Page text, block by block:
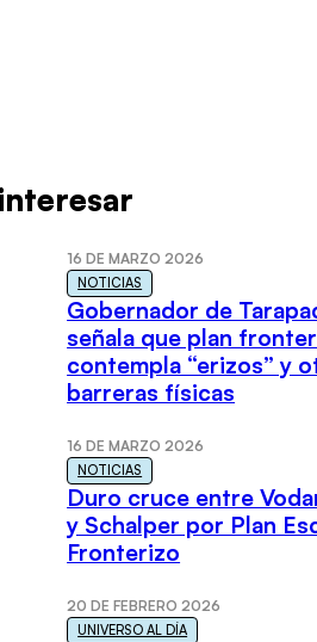
16 DE MARZO 2026
NOTICIAS
Gobernador de
señala que plan
contempla “erizos” y
barreras físicas
16 DE MARZO 2026
NOTICIAS
Duro cruce entre
y Schalper por Plan
Fronterizo
20 DE FEBRERO 2026
UNIVERSO AL DÍA